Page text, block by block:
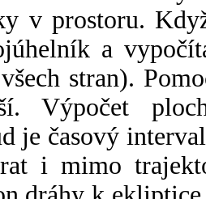
v prostoru.
a
stran).
Výpočet
je časový
i mimo